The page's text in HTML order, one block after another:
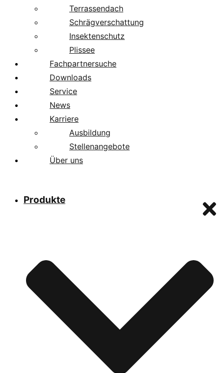
Terrassendach
Schrägverschattung
Insektenschutz
Plissee
Fachpartnersuche
Downloads
Service
News
Karriere
Ausbildung
Stellenangebote
Über uns
Produkte